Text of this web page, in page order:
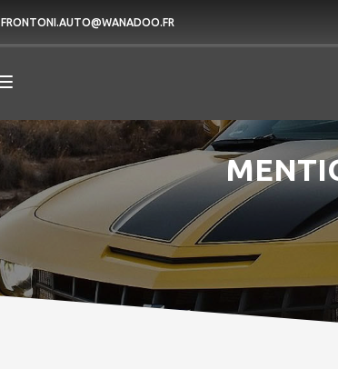
FRONTONI.AUTO@WANADOO.FR